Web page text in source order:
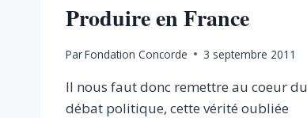
Produire en France
ParFondation Concorde 3 septembre 2011
Il nous faut donc remettre au coeur du
débat politique, cette vérité oubliée